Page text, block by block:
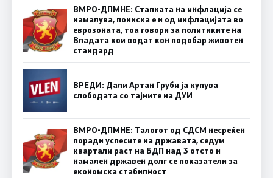
ВМРО-ДПМНЕ: Стапката на инфлација се
намалува, пониска е и од инфлацијата во
еврозоната, тоа говори за политиките на
Владата кои водат кон подобар животен
стандард
ВРЕДИ: Дали Артан Груби ја купува
слободата со тајните на ДУИ
ВМРО-ДПМНЕ: Талогот од СДСМ несреќен
поради успесите на државата, седум
квартали раст на БДП над 3 отсто и
намален државен долг се показатели за
економска стабилност